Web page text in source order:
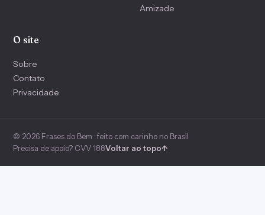
Amizade
O site
Sobre
Contato
Privacidade
© 2026 Frases do Bem · feito com carinho no Brasil
Precisa de apoio? CVV 188Voltar ao topo↑